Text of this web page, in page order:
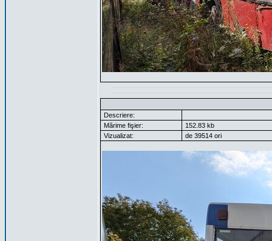
Descriere:
Mărime fişier:
152.83 kb
Vizualizat:
de 39514 ori